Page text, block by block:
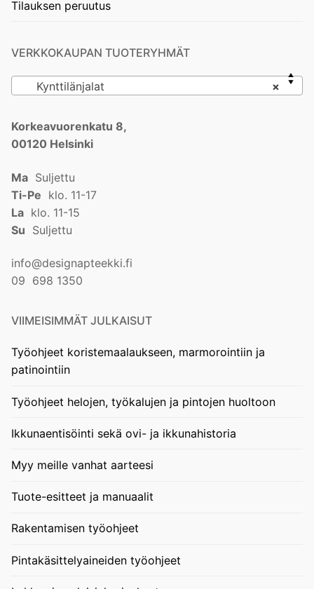
Tilauksen peruutus
VERKKOKAUPAN TUOTERYHMÄT
×
Kynttilänjalat
Korkeavuorenkatu 8,
00120 Helsinki
Ma Suljettu
Ti-Pe klo. 11-17
La klo. 11-15
Su Suljettu
info@designapteekki.fi
09 698 1350
VIIMEISIMMÄT JULKAISUT
Työohjeet koristemaalaukseen, marmorointiin ja
patinointiin
Työohjeet helojen, työkalujen ja pintojen huoltoon
Ikkunaentisöinti sekä ovi- ja ikkunahistoria
Myy meille vanhat aarteesi
Tuote-esitteet ja manuaalit
Rakentamisen työohjeet
Pintakäsittelyaineiden työohjeet